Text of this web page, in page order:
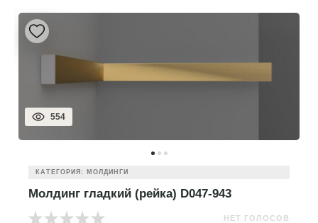
554
КАТЕГОРИЯ: МОЛДИНГИ
Молдинг гладкий (рейка) D047-943
НЕТ ГОЛОСОВ